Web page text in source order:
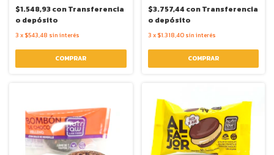
$1.548,93conTransferencia
o depósito
3 x $543,48 sin interés
$3.757,44 conTransferencia
o depósito
3 x $1.318,40 sin interés